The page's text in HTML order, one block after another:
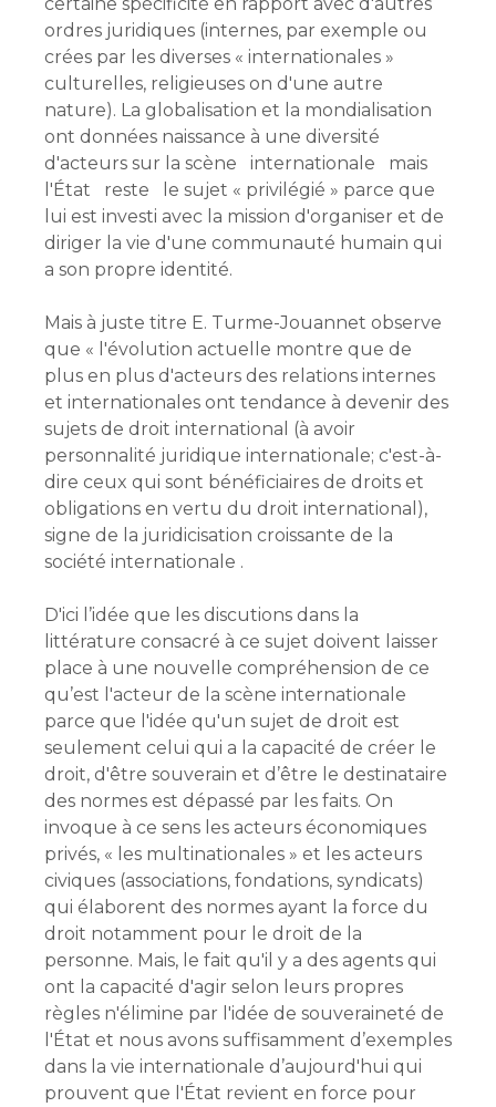
ordres juridiques (internes, par exemple ou
crées par les diverses « internationales »
culturelles, religieuses on d'une autre
nature). La globalisation et la mondialisation
ont données naissance à une diversité
d'acteurs sur la scène internationale mais
l'État reste le sujet « privilégié » parce que
lui est investi avec la mission d'organiser et de
diriger la vie d'une communauté humain qui
a son propre identité.
Mais à juste titre E. Turme-Jouannet observe
que « l'évolution actuelle montre que de
plus en plus d'acteurs des relations internes
et internationales ont tendance à devenir des
sujets de droit international (à avoir
personnalité juridique internationale; c'est-à-
dire ceux qui sont bénéficiaires de droits et
obligations en vertu du droit international),
signe de la juridicisation croissante de la
société internationale .
D'ici l’idée que les discutions dans la
littérature consacré à ce sujet doivent laisser
place à une nouvelle compréhension de ce
qu’est l'acteur de la scène internationale
parce que l'idée qu'un sujet de droit est
seulement celui qui a la capacité de créer le
droit, d'être souverain et d’être le destinataire
des normes est dépassé par les faits. On
invoque à ce sens les acteurs économiques
privés, « les multinationales » et les acteurs
civiques (associations, fondations, syndicats)
qui élaborent des normes ayant la force du
droit notamment pour le droit de la
personne. Mais, le fait qu'il y a des agents qui
ont la capacité d'agir selon leurs propres
règles n'élimine par l'idée de souveraineté de
l'État et nous avons suffisamment d’exemples
dans la vie internationale d’aujourd'hui qui
prouvent que l'État revient en force pour